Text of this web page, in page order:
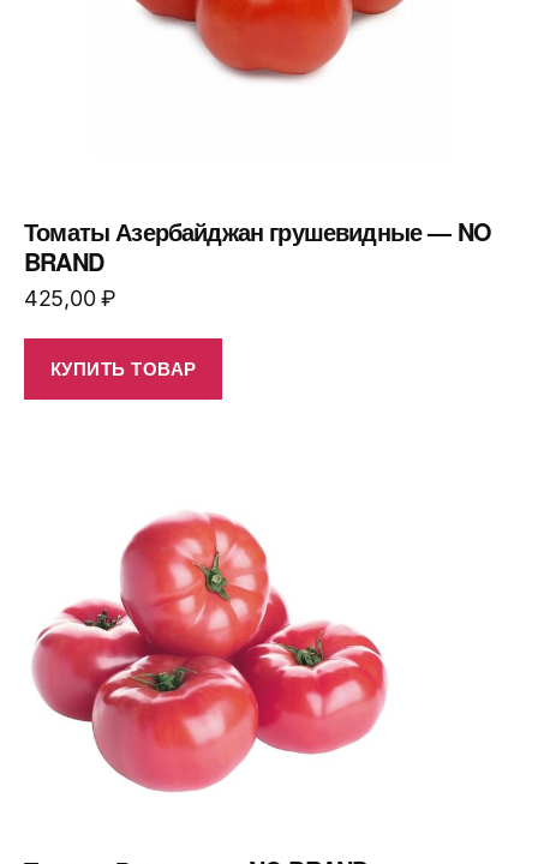
Томаты Азербайджан грушевидные — NO
BRAND
425,00₽
КУПИТЬ ТОВАР